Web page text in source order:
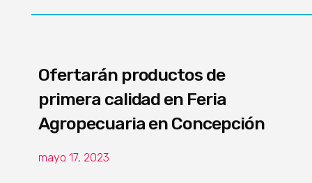
Ofertarán productos de
primera calidad en Feria
Agropecuaria en Concepción
mayo 17, 2023